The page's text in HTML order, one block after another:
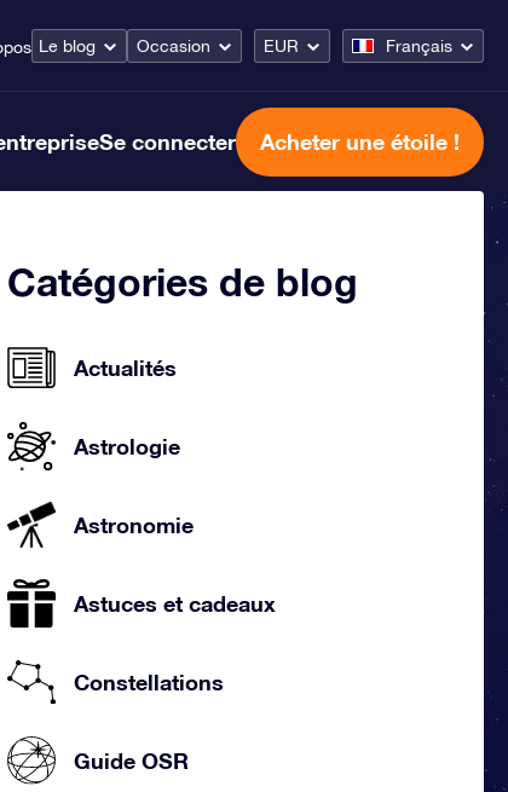
Le blog Occasion EUR Français
Se connecter Acheter une étoile !
Catégories de blog
Actualités
Astrologie
Astronomie
Astuces et cadeaux
Constellations
Guide OSR